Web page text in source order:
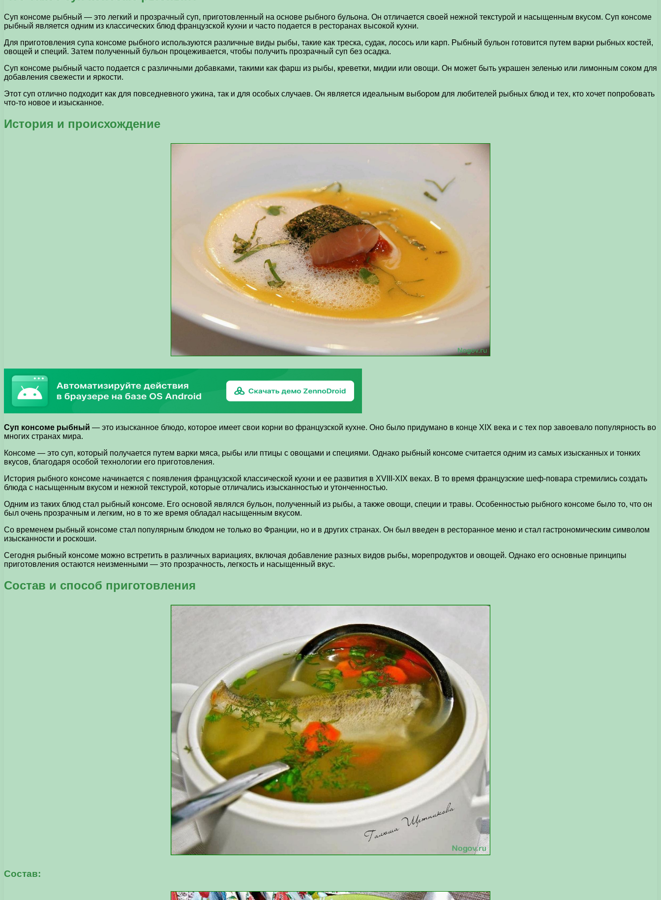
Суп консоме рыбный — это легкий и прозрачный суп, приготовленный на основе рыбного бульона. Он отличается своей нежной текстурой и насыщенным вкусом. Суп консоме
рыбный является одним из классических блюд французской кухни и часто подается в ресторанах высокой кухни.
Для приготовления супа консоме рыбного используются различные виды рыбы, такие как треска, судак, лосось или карп. Рыбный бульон готовится путем варки рыбных костей,
овощей и специй. Затем полученный бульон процеживается, чтобы получить прозрачный суп без осадка.
Суп консоме рыбный часто подается с различными добавками, такими как фарш из рыбы, креветки, мидии или овощи. Он может быть украшен зеленью или лимонным соком для
добавления свежести и яркости.
Этот суп отлично подходит как для повседневного ужина, так и для особых случаев. Он является идеальным выбором для любителей рыбных блюд и тех, кто хочет попробовать
что-то новое и изысканное.
История и происхождение
Суп консоме рыбный — это изысканное блюдо, которое имеет свои корни во французской кухне. Оно было придумано в конце XIX века и с тех пор завоевало популярность во
многих странах мира.
Консоме — это суп, который получается путем варки мяса, рыбы или птицы с овощами и специями. Однако рыбный консоме считается одним из самых изысканных и тонких
вкусов, благодаря особой технологии его приготовления.
История рыбного консоме начинается с появления французской классической кухни и ее развития в XVIII-XIX веках. В то время французские шеф-повара стремились создать
блюда с насыщенным вкусом и нежной текстурой, которые отличались изысканностью и утонченностью.
Одним из таких блюд стал рыбный консоме. Его основой являлся бульон, полученный из рыбы, а также овощи, специи и травы. Особенностью рыбного консоме было то, что он
был очень прозрачным и легким, но в то же время обладал насыщенным вкусом.
Со временем рыбный консоме стал популярным блюдом не только во Франции, но и в других странах. Он был введен в ресторанное меню и стал гастрономическим символом
изысканности и роскоши.
Сегодня рыбный консоме можно встретить в различных вариациях, включая добавление разных видов рыбы, морепродуктов и овощей. Однако его основные принципы
приготовления остаются неизменными — это прозрачность, легкость и насыщенный вкус.
Состав и способ приготовления
Состав: